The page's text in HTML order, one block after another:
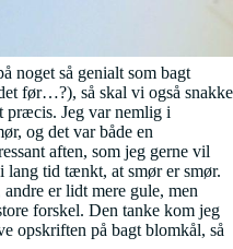
noget så genialt som bagt
før…?), så skal vi også snakke
præcis. Jeg var nemlig i
og det var både en
aften, som jeg gerne vil
tid tænkt, at smør er smør.
er lidt mere gule, men
forskel. Den tanke kom jeg
opskriften på bagt blomkål, så